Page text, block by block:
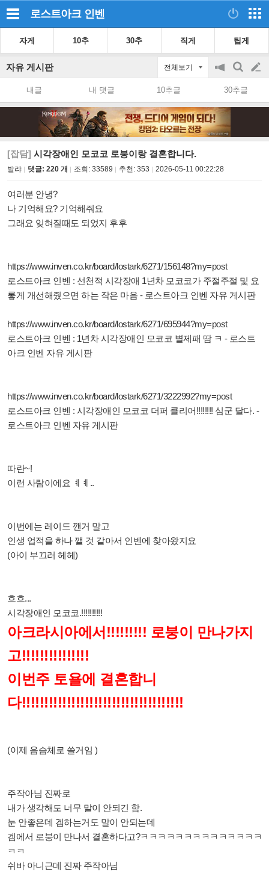
로스트아크 인벤
자게 10추 30추 직게 팁게
자유 게시판 전체보기
공
지
on/off
검
색
글
쓰
내글 내 댓글 10추글 30추글
[잡담] 시각장애인 모코코 로붕이랑 결혼합니다.
발랴 댓글: 220 개 조회: 33589 추천: 353 2026-05-11 00:22:28
여러분 안녕?
나 기억해요? 기억해줘요
그래요 잊혀질때도 되었지 후후
https://www.inven.co.kr/board/lostark/6271/156148?my=post
로스트아크 인벤 : 선천적 시각장애 1년차 모코코가 주절주절 및 요
롷게 개선해줬으면 하는 작은 마음 - 로스트아크 인벤 자유 게시판
https://www.inven.co.kr/board/lostark/6271/695944?my=post
로스트아크 인벤 : 1년차 시각장애인 모코코 별제패 땀 ㅋ - 로스트
아크 인벤 자유 게시판
https://www.inven.co.kr/board/lostark/6271/3222992?my=post
로스트아크 인벤 : 시각장애인 모코코 더퍼 클리어!!!!!!!! 심군 달다. -
로스트아크 인벤 자유 게시판
따란~!
이런 사람이에요 ㅖㅖ..
이번에는 레이드 깬거 말고
인생 업적을 하나 깰 것 같아서 인벤에 찾아왔지요
(아이 부끄러 헤헤)
흐흐...
시각장애인 모코코.!!!!!!!!!!
아크라시아에서!!!!!!!!! 로붕이 만나가지
고!!!!!!!!!!!!!!!
이번주 토욜에 결혼합니
다!!!!!!!!!!!!!!!!!!!!!!!!!!!!!!!!!!!!
(이제 음슴체로 쓸거임 )
주작아님 진짜로
내가 생각해도 너무 말이 안되긴 함.
눈 안좋은데 겜하는거도 말이 안되는데
겜에서 로붕이 만나서 결혼하다고?ㅋㅋㅋㅋㅋㅋㅋㅋㅋㅋㅋㅋㅋㅋ
ㅋㅋ
쉬바 아니근데 진짜 주작아님